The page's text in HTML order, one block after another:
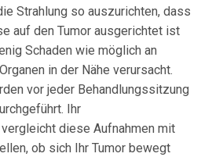
Strahlung so auszurichten, dass
auf den Tumor ausgerichtet ist
Schaden wie möglich an
in der Nähe verursacht.
vor jeder Behandlungssitzung
Ihr
diese Aufnahmen mit
ob sich Ihr Tumor bewegt